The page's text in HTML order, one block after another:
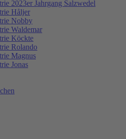
2023er Jahrgang Salzwedel
Håljer
Nobby
Waldemar
Köckte
Rolando
Magnus
Jonas